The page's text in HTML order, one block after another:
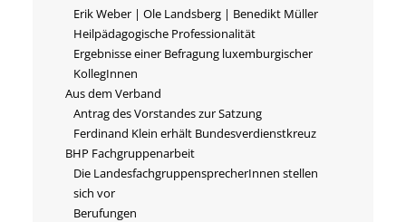
Erik Weber | Ole Landsberg | Benedikt Müller
Heilpädagogische Professionalität
Ergebnisse einer Befragung luxemburgischer
KollegInnen
Aus dem Verband
Antrag des Vorstandes zur Satzung
Ferdinand Klein erhält Bundesverdienstkreuz
BHP Fachgruppenarbeit
Die LandesfachgruppensprecherInnen stellen
sich vor
Berufungen